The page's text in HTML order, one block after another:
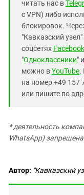
читать нас в
с VPN) либо
блокировок.
"Кавказский
соцсетях Facebook
"Одноклассники" и
можно вYouTube.
на номер +49 157
или пишите по
* деятельность
WhatsApp)
Автор: "Кавказский